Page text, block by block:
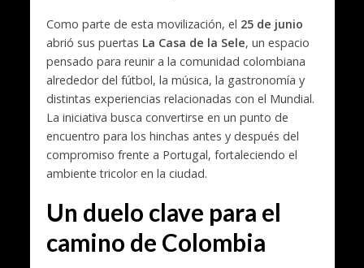
Como parte de esta movilización, el 25 de junio
abrió sus puertas La Casa de la Sele, un espacio
pensado para reunir a la comunidad colombiana
alrededor del fútbol, la música, la gastronomía y
distintas experiencias relacionadas con el Mundial.
La iniciativa busca convertirse en un punto de
encuentro para los hinchas antes y después del
compromiso frente a Portugal, fortaleciendo el
ambiente tricolor en la ciudad.
Un duelo clave para el
camino de Colombia